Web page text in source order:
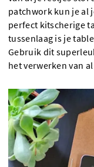
patchwork kun je al
perfect kitscherige
tussenlaag is je
Gebruik dit
het verwerken van